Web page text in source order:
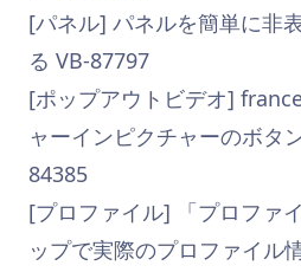
[パネル] パネルを簡単に非
る VB-87797
[ポップアウトビデオ]
ャーインピクチャーのボタ
84385
[プロファイル] 「プロファ
ップで実際のプロファイル